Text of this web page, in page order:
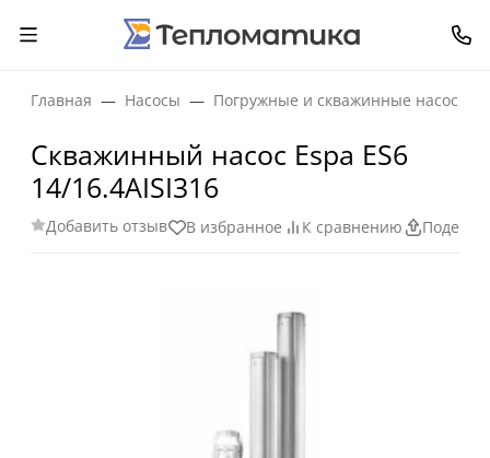
Главная Насосы Погружные и скважинные насосы
Скважинный насос Espa ES6
14/16.4AISI316
Добавить отзыв В избранное К сравнению